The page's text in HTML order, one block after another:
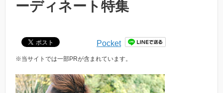
ーディネート特集
Pocket
※当サイトでは一部PRが含まれています。